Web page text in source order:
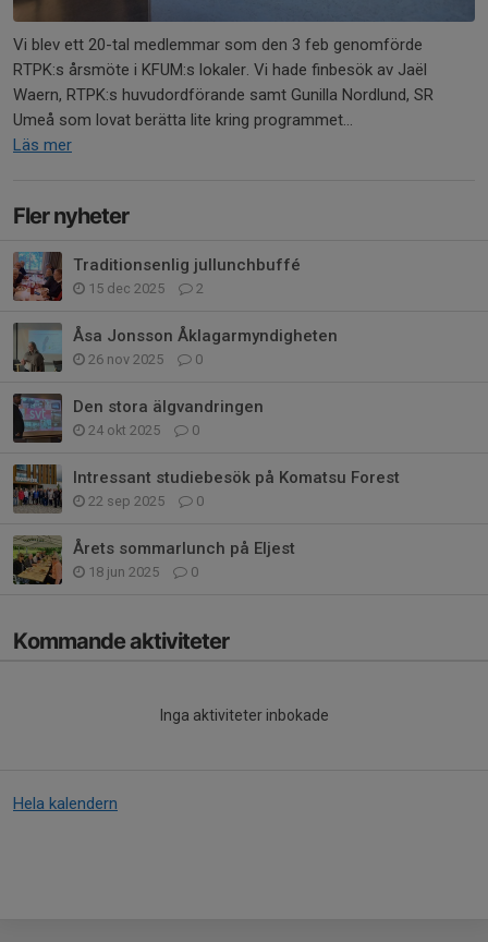
Vi blev ett 20-tal medlemmar som den 3 feb genomförde
RTPK:s årsmöte i KFUM:s lokaler. Vi hade finbesök av Jaël
Waern, RTPK:s huvudordförande samt Gunilla Nordlund, SR
Umeå som lovat berätta lite kring programmet...
Läs mer
Fler nyheter
Traditionsenlig jullunchbuffé
15 dec 2025 2
Åsa Jonsson Åklagarmyndigheten
26 nov 2025 0
Den stora älgvandringen
24 okt 2025 0
Intressant studiebesök på Komatsu Forest
22 sep 2025 0
Årets sommarlunch på Eljest
18 jun 2025 0
Kommande aktiviteter
Inga aktiviteter inbokade
Hela kalendern